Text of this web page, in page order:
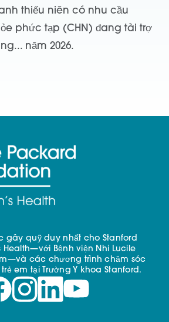
thiếu niên có nhu cầu
phức tạp (CHN) đang tài trợ
năm 2026.
gây quỹ duy nhất cho Stanford
Bệnh viện Nhi Lucile
các chương trình chăm sóc
em tại Trường Y khoa Stanford.